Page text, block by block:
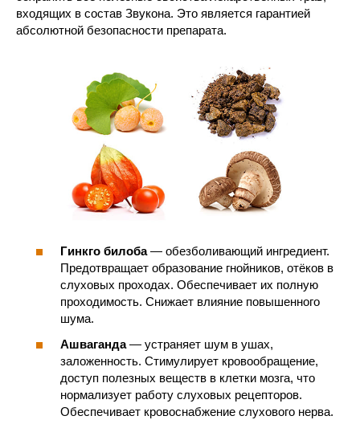
входящих в состав Звукона. Это является гарантией
абсолютной безопасности препарата.
Гинкго билоба— обезболивающий ингредиент.
Предотвращает образование гнойников, отёков в
слуховых проходах. Обеспечивает их полную
проходимость. Снижает влияние повышенного
шума.
Ашваганда— устраняет шум в ушах,
заложенность. Стимулирует кровообращение,
доступ полезных веществ в клетки мозга, что
нормализует работу слуховых рецепторов.
Обеспечивает кровоснабжение слухового нерва.